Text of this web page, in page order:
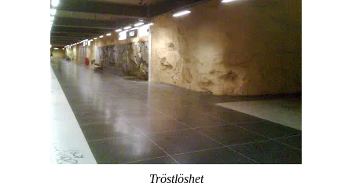
Tröstlöshet